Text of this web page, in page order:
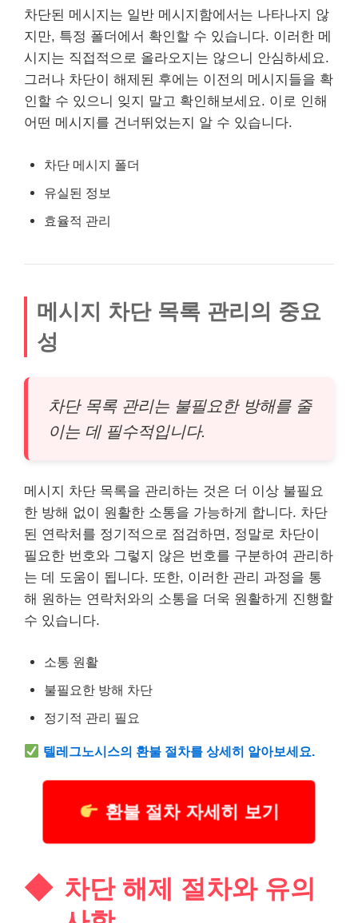
차단된 메시지는 일반 메시지함에서는 나타나지 않
지만, 특정 폴더에서 확인할 수 있습니다. 이러한 메
시지는 직접적으로 올라오지는 않으니 안심하세요.
그러나 차단이 해제된 후에는 이전의 메시지들을 확
인할 수 있으니 잊지 말고 확인해보세요. 이로 인해
어떤 메시지를 건너뛰었는지 알 수 있습니다.
차단 메시지 폴더
유실된 정보
효율적 관리
메시지 차단 목록 관리의 중요
성
차단 목록 관리는 불필요한 방해를 줄
이는 데 필수적입니다.
메시지 차단 목록을 관리하는 것은 더 이상 불필요
한 방해 없이 원활한 소통을 가능하게 합니다. 차단
된 연락처를 정기적으로 점검하면, 정말로 차단이
필요한 번호와 그렇지 않은 번호를 구분하여 관리하
는 데 도움이 됩니다. 또한, 이러한 관리 과정을 통
해 원하는 연락처와의 소통을 더욱 원활하게 진행할
수 있습니다.
소통 원활
불필요한 방해 차단
정기적 관리 필요
텔레그노시스의 환불 절차를 상세히 알아보세요.
환불 절차 자세히 보기
차단 해제 절차와 유의